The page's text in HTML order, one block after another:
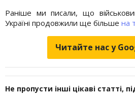
Раніше ми писали, що
Україні продовжили ще більше на
Читайте нас у
Не пропусти інші цікаві статті,